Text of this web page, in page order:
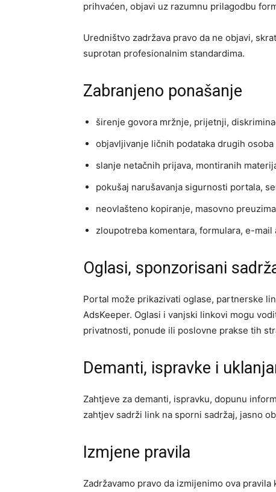
prihvaćen, objavi uz razumnu prilagodbu
Uredništvo zadržava pravo da ne objavi,
suprotan profesionalnim standardima.
Zabranjeno ponašanje
širenje govora mržnje, prijetnji,
objavljivanje ličnih podataka drugih osoba
slanje netačnih prijava, montiranih
pokušaj narušavanja sigurnosti portala,
neovlašteno kopiranje, masovno
zloupotreba komentara, formulara, e-
Oglasi, sponzorisani
Portal može prikazivati oglase, partnerske
AdsKeeper. Oglasi i vanjski linkovi mogu
privatnosti, ponude ili poslovne prakse tih
Demanti, ispravke i
Zahtjeve za demanti, ispravku, dopunu
zahtjev sadrži link na sporni sadržaj, jasno
Izmjene pravila
Zadržavamo pravo da izmijenimo ova